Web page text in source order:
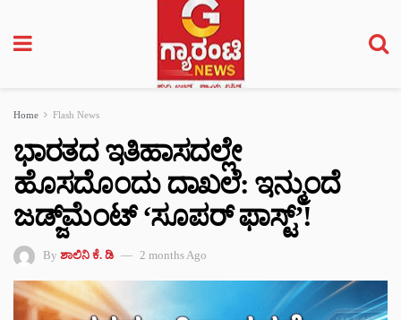
Home Flash News
ಭಾರತದ ಇತಿಹಾಸದಲ್ಲೇ
ಹೊಸದೊಂದು ದಾಖಲೆ: ಇನ್ಮುಂದೆ
ಜಡ್ಜ್‌ಮೆಂಟ್ ‘ಸೂಪರ್ ಫಾಸ್ಟ್’!
By ಶಾಲಿನಿ ಕೆ. ಡಿ 2 months Ago